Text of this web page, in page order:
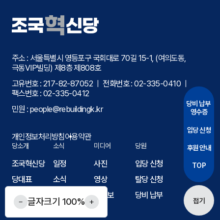
글자크기 100%
주소 : 서울특별시 영등포구 국회대로 70길 15-1, (여의도동,
극동VIP빌딩) 제8층 제808호
고유번호 : 217-82-87052 ㅣ 전화번호 : 02-335-0410ㅣ
팩스번호 : 02-335-0412
민원 : people@rebuildingk.kr
개인정보처리방침이용약관
당소개
조국혁신당
당대표
국회의원
조직도
소식
일정
소식
미디어
사진
영상
웹자보
당원
입당 신청
탈당 신청
당비 납부
당비 납부
영수증
입당 신청
후원 안내
TOP
접기